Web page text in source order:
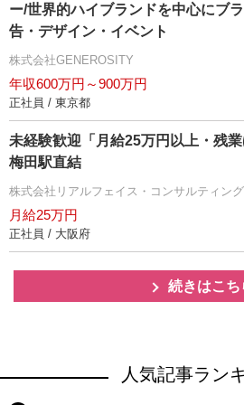
ー/世界的ハイブランドを中心にブ
告・デザイン・イベント
株式会社GENEROSITY
年収600万円～900万円
正社員 / 東京都
未経験歓迎「月給25万円以上・残
梅田駅直結
株式会社リアルフェイス・コンサルティング
月給25万円
正社員 / 大阪府
続きはこち
人気記事ラン